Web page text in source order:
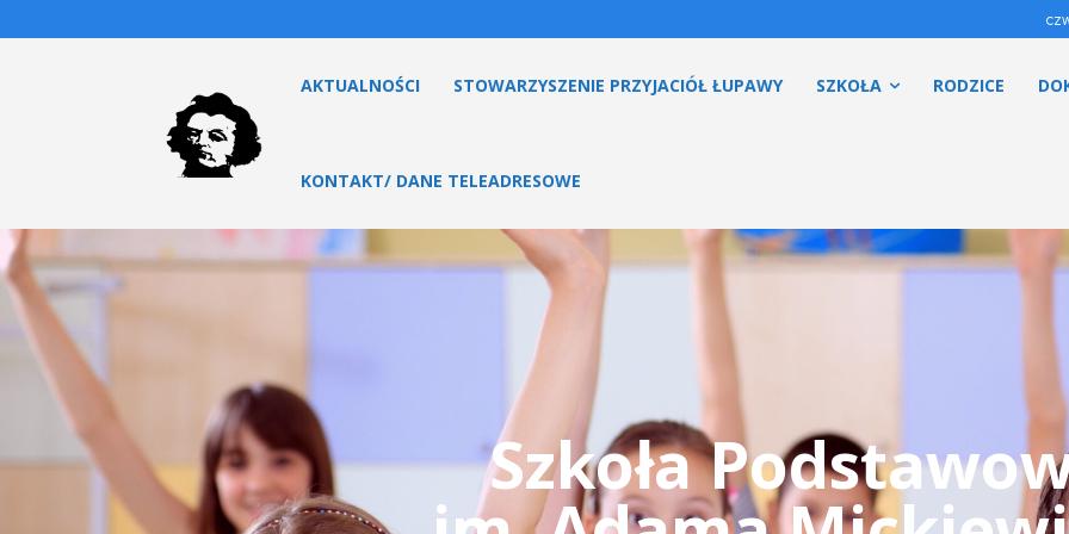
AKTUALNOŚCI STOWARZYSZENIE PRZYJACIÓŁ ŁUPAWY SZKOŁA RODZICE
KONTAKT/ DANE TELEADRESOWE
Szkoła